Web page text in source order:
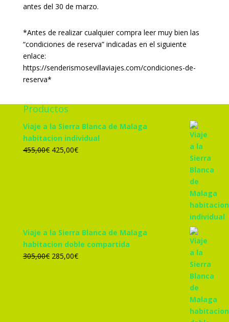
antes del 30 de marzo.
*Antes de realizar cualquier compra leer muy bien las
“condiciones de reserva” indicadas en el siguiente
enlace:
https://senderismosevillaviajes.com/condiciones-de-
reserva*
Productos
Viaje a la Sierra Blanca de Malaga
habitacion individual
455,00€ El
425,00€El
Viaje a la Sierra Blanca de Malaga
habitacion doble compartida
305,00€ El
285,00€El